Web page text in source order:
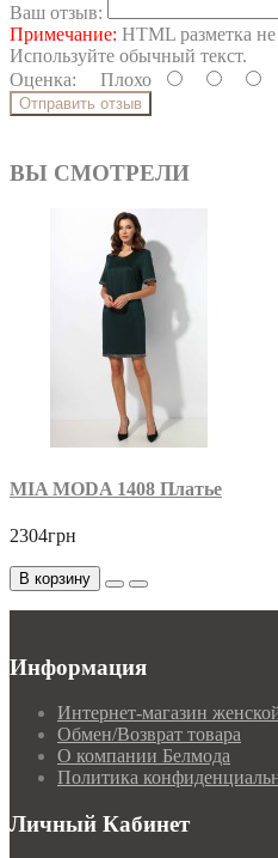
Ваш отзыв:
Примечание: HTML разметка
Используйте обычный текст.
Оценка: Плохо
Отправить отзыв
ВЫ СМОТРЕЛИ
MIA MODA 1408 Платье
2304грн
В корзину
Информация
Интернет-магазин
Обмен/Возврат товара
О компании Белмода
Политика
Личный Кабинет